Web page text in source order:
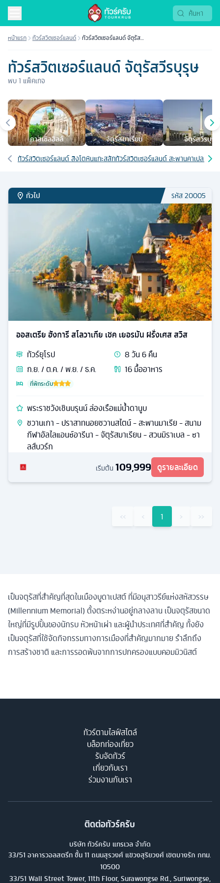
หน้าแรก ทัวร์สวิตเซอร์แลนด์
ทัวร์สวิตเซอร์แลนด์ จัตุรัส
ทัวร์สวิตเซอร์แลนด์ จัตุรัสวีรบุรุษ
พบ1 แพ็คเกจ
เมืองยอดนิยม
คาสเซิลฮิลล์ จัตุรัสมาเรียน จัตุรัสวีรบุรุษ
เส้นทางที่เกี่ยวข้อง
ทัวร์สวิตเซอร์แลนด์ สิงโตหินแกะสลักทัวร์สวิตเซอร์แลนด์ สะพานคาเปล (สะ
ทั่วไป รหัส20005
ออสเตรีย ฮังการี สโลวาเกีย เชค เยอรมัน ฝรั่งเศส สวิส
ทัวร์ยุโรป 8วัน6คืน
ก.ย. / ต.ค. / พ.ย. / ธ.ค.
16มื้ออาหาร
ที่พักระดับ
พระราชวังเชินบรุนน์ ล่องเรือแม่น้ำดานูบ
ชวานเกา - ปราสาทนอยชวานสไตน์ - สะพานมาเรีย - สนาม
กีฬาอัลไลแอนซ์อารีนา - จัตุรัสมาเรียน - สวนมิราเบล - ซา
ลส์บวร์ก
เริ่มต้น 109,999 ดูรายละเอียด
‹‹ ‹ 1 › ››
เป็นจตุรัสที่สำคัญที่สุดในเมืองบูดาเปสต์ ที่มีอนุสาวรีย์แห่งสหัสวรรษ
(Millennium Memorial) ตั้งตระหง่านอยู่กลางลาน เป็นจตุรัสขนาด
ใหญ่ที่มีรูปปั้นของนักรบ หัวหน้าเผ่า และผู้นำประเทศที่สำคัญ ทั้งยัง
เป็นจตุรัสที่ใช้จัดกิจกรรมทางการเมืองที่สำคัญมากมาย รำลึกถึง
การสร้างชาติ และการรอดพ้นจากการปกครองแบบคอมมิวนิสต์
ทัวร์ตามไลฟ์สไตล์
บล็อกท่องเที่ยว
รับจัดทัวร์
เกี่ยวกับเรา
ร่วมงานกับเรา
ติดต่อทัวร์ครับ
บริษัท ทัวร์ครับ แทรเวล จำกัด
33/51 อาคารวอลสตรีท ชั้น 11 ถนนสุรวงศ์ แขวงสุริยวงศ์ เขตบางรัก กทม.
10500
33/51 Wall Street Tower, 11th Floor, Surawongse Rd., Suriwongse,